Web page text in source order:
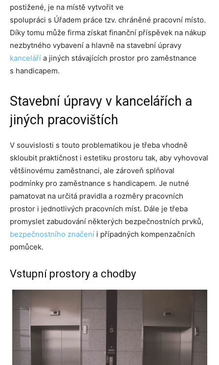
postižené, je na místě vytvořit ve
spolupráci s Úřadem práce tzv. chráněné pracovní místo.
Díky tomu může firma získat finanční příspěvek na nákup
nezbytného vybavení a hlavně na stavební úpravy
kanceláří a jiných stávajících prostor pro zaměstnance
s handicapem.
Stavební úpravy v kancelářích a
jiných pracovištích
V souvislosti s touto problematikou je třeba vhodně
skloubit praktičnost i estetiku prostoru tak, aby vyhovoval
většinovému zaměstnanci, ale zároveň splňoval
podmínky pro zaměstnance s handicapem. Je nutné
pamatovat na určitá pravidla a rozměry pracovních
prostor i jednotlivých pracovních míst. Dále je třeba
promyslet zabudování některých bezpečnostních prvků,
bezpečnostního značení i případných kompenzačních
pomůcek.
Vstupní prostory a chodby